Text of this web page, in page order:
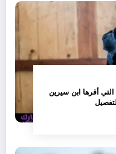
أقرها ابن سيرين